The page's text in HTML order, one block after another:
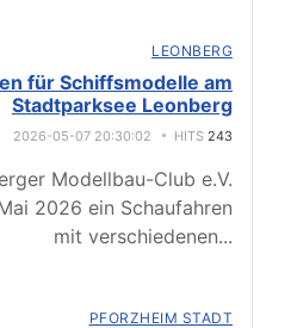
LEONBERG
für Schiffsmodelle am
Stadtparksee Leonberg
2026-05-07 20:30:02 HITS 243
Modellbau-Club e.V.
2026 ein Schaufahren
mit verschiedenen...
PFORZHEIM STADT